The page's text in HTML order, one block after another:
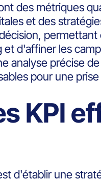
des métriques
et des
d'affiner les
analyse précise de
pour une
KPI
d'établir une